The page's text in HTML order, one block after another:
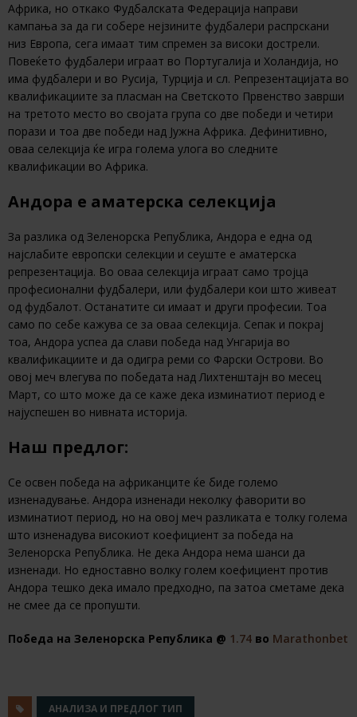
Африка, но откако Фудбалската Федерација направи
кампања за да ги собере нејзините фудбалери распрскани
низ Европа, сега имаат тим спремен за високи дострели.
Повеќето фудбалери играат во Португалија и Холандија, но
има фудбалери и во Русија, Турција и сл. Репрезентацијата во
квалификациите за пласман на Светското Првенство заврши
на третото место во својата група со две победи и четири
порази и тоа две победи над Јужна Африка. Дефинитивно,
оваа селекција ќе игра голема улога во следните
квалификации во Африка.
Андора е аматерска селекција
За разлика од Зеленорска Република, Андора е една од
најслабите европски селекции и сеуште е аматерска
репрезентација. Во оваа селекција играат само тројца
професионални фудбалери, или фудбалери кои што живеат
од фудбалот. Останатите си имаат и други професии. Тоа
само по себе кажува се за оваа селекција. Сепак и покрај
тоа, Андора успеа да слави победа над Унгарија во
квалификациите и да одигра реми со Фарски Острови. Во
овој меч влегува по победата над Лихтенштајн во месец
Март, со што може да се каже дека изминатиот период е
најуспешен во нивната историја.
Наш предлог:
Се освен победа на африканците ќе биде големо
изненадување. Андора изненади неколку фаворити во
изминатиот период, но на овој меч разликата е толку голема
што изненадува високиот коефициент за победа на
Зеленорска Република. Не дека Андора нема шанси да
изненади. Но едноставно волку голем коефициент против
Андора тешко дека имало предходно, па затоа сметаме дека
не смее да се пропушти.
Победа на Зеленорска Република @ 1.74 во Marathonbet
АНАЛИЗА И ПРЕДЛОГ ТИП